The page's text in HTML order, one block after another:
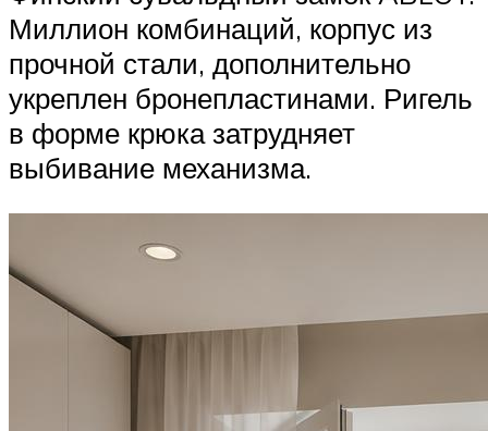
Миллион комбинаций, корпус из
прочной стали, дополнительно
укреплен бронепластинами. Ригель
в форме крюка затрудняет
выбивание механизма.